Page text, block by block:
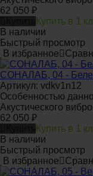
62 050 ₽
Купить в 1
В наличии
Быстрый просмотр
В избранное
СОНАЛАБ, 04 -
Артикул: vdkv1n12
Особенностью
Акустического
62 050 ₽
Купить в 1
В наличии
Быстрый просмотр
В избранное